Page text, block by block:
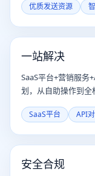
优质发送资源
一站解决
SaaS平台+营销服务
划，从自助操作到全
SaaS平台 API
安全合规